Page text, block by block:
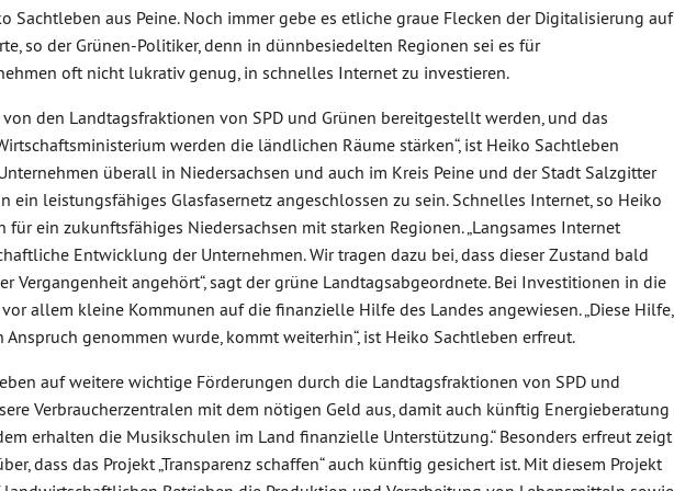
Sachtleben aus Peine. Noch immer gebe es etliche graue Flecken der Digitalisierung auf
so der Grünen-Politiker, denn in dünnbesiedelten Regionen sei es für
oft nicht lukrativ genug, in schnelles Internet zu investieren.
den Landtagsfraktionen von SPD und Grünen bereitgestellt werden, und das
werden die ländlichen Räume stärken“, ist Heiko Sachtleben
überall in Niedersachsen und auch im Kreis Peine und der Stadt Salzgitter
ein leistungsfähiges Glasfasernetz angeschlossen zu sein. Schnelles Internet, so Heiko
für ein zukunftsfähiges Niedersachsen mit starken Regionen. „Langsames Internet
Entwicklung der Unternehmen. Wir tragen dazu bei, dass dieser Zustand bald
Vergangenheit angehört“, sagt der grüne Landtagsabgeordnete. Bei Investitionen in die
allem kleine Kommunen auf die finanzielle Hilfe des Landes angewiesen. „Diese Hilfe,
genommen wurde, kommt weiterhin“, ist Heiko Sachtleben erfreut.
auf weitere wichtige Förderungen durch die Landtagsfraktionen von SPD und
Verbraucherzentralen mit dem nötigen Geld aus, damit auch künftig Energieberatung
erhalten die Musikschulen im Land finanzielle Unterstützung.“ Besonders erfreut zeigt
dass das Projekt „Transparenz schaffen“ auch künftig gesichert ist. Mit diesem Projekt